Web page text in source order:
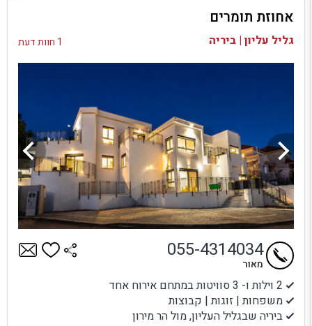
בדיקת זמינות ומחירים
אחוזת תומרים
גליל עליון | ביריה 1 חוות דעת
2 וילות ו- 3 סוויטות במתחם אירוח אחד
משפחות | זוגות | קבוצות
ביריה שבגליל העליון, מול הר מירון
055-4314034
מאור